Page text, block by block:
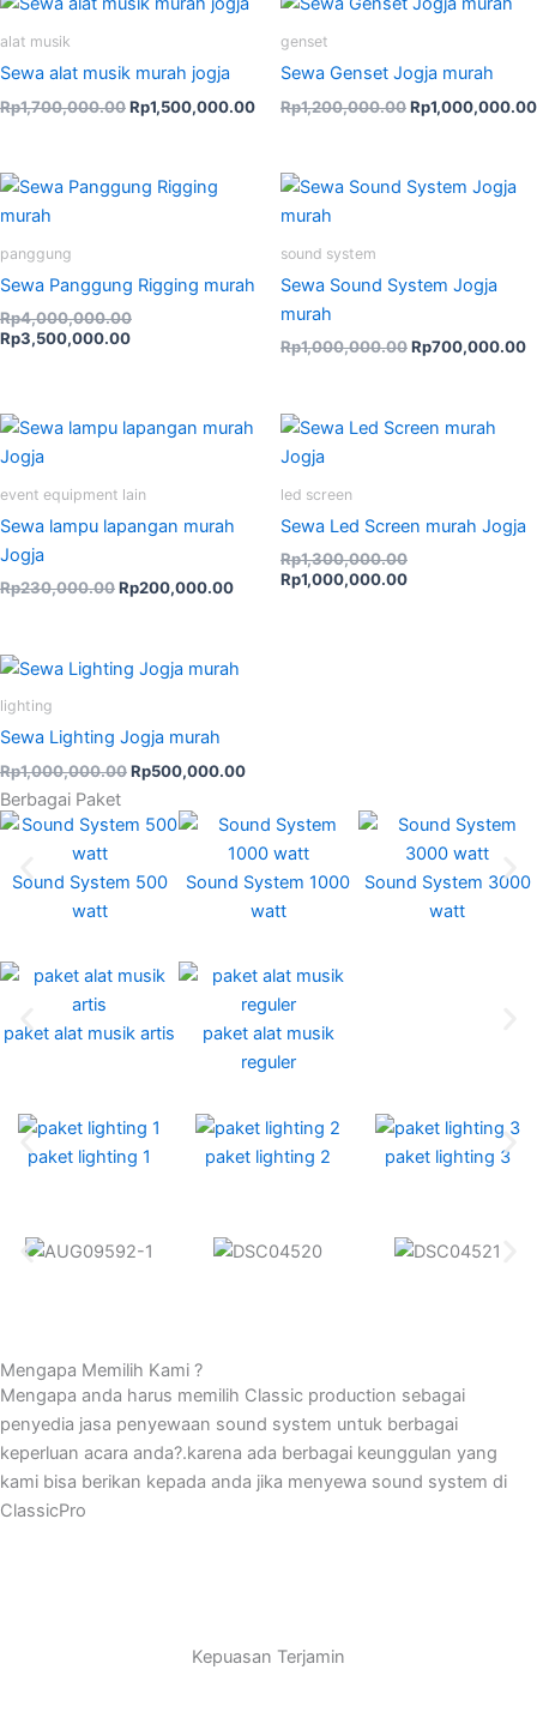
alat musik
Sewa alat musik murah jogja
Rp1,700,000.00Rp1,500,000.00
genset
Sewa Genset Jogja murah
Rp1,200,000.00
price
Rp1,000,000.00
panggung
Sewa Panggung Rigging murah
Rp4,000,000.00
Original
price
Rp3,500,000.00
Current
price
sound system
Sewa Sound System Jogja
murah
Rp1,000,000.00
Original
price
Rp700,000.00
event equipment lain
Sewa lampu lapangan murah
Jogja
Rp230,000.00
Original
price
Rp200,000.00
Current
led screen
Sewa Led Screen murah Jogja
Rp1,300,000.00
Original
Rp1,000,000.00
Current
lighting
Sewa Lighting Jogja murah
Rp1,000,000.00
Original
price
Rp500,000.00
Berbagai Paket
Sound System 500
watt
Sound System 1000
watt
Sound System 3000
watt
paket alat musik artis
paket alat musik
reguler
paket lighting 1 paket lighting 2 paket lighting 3
Mengapa Memilih Kami ?
Mengapa anda harus memilih Classic production sebagai
penyedia jasa penyewaan sound system untuk berbagai
keperluan acara anda?.karena ada berbagai keunggulan yang
kami bisa berikan kepada anda jika menyewa sound system di
ClassicPro
Kepuasan Terjamin